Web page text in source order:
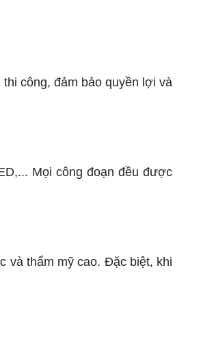
công, đảm bảo quyền lợi và
Mọi công đoạn đều được
và thẩm mỹ cao. Đặc biệt, khi